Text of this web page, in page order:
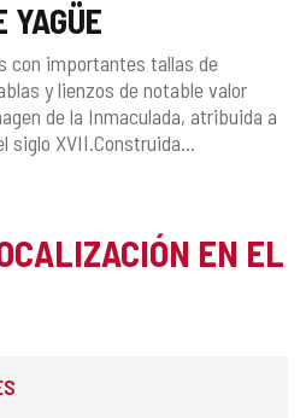
YAGÜE
con importantes tallas de
y lienzos de notable valor
de la Inmaculada, atribuida a
siglo XVII.Construida...
EN EL